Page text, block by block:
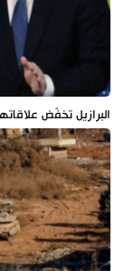
البرازيل تخفّض